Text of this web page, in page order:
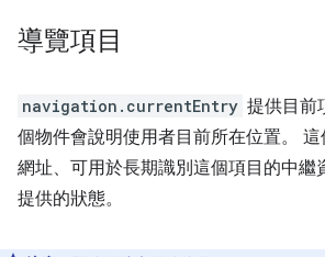
導覽項目
navigation.currentEntry 提供目前
個物件會說明使用者目前所在位置。
網址、可用於長期識別這個項目的中繼
提供的狀態。